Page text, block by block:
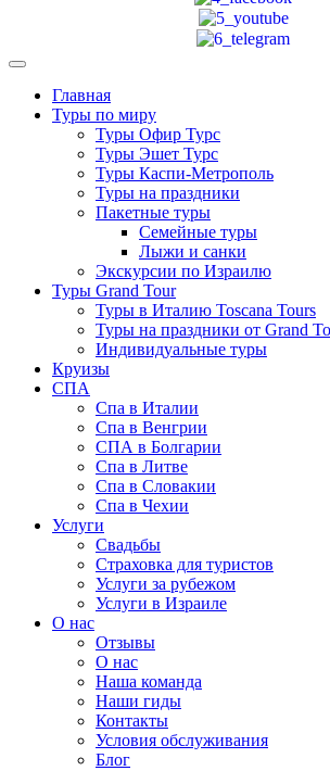
Главная
Туры по миру
Туры Офир Турс
Туры Эшет Турс
Туры Каспи-Метрополь
Туры на праздники
Пакетные туры
Семейные туры
Лыжи и санки
Экскурсии по Израилю
Туры Grand Tour
Туры в Италию Toscana Tours
Туры на праздники от Grand
Индивидуальные туры
Круизы
СПА
Спа в Италии
Спа в Венгрии
СПА в Болгарии
Спа в Литве
Спа в Словакии
Спа в Чехии
Услуги
Свадьбы
Страховка для туристов
Услуги за рубежом
Услуги в Израиле
О нас
Отзывы
О нас
Наша команда
Наши гиды
Контакты
Условия обслуживания
Блог